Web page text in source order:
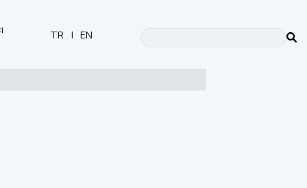
TR | EN